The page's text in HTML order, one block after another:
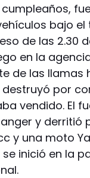
bajo el
de las 2.30
en la
de las llamas
destruyó por
vendido. El
y
y una moto
inició en la